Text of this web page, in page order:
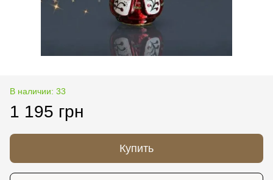
В наличии: 33
1 195 грн
Купить